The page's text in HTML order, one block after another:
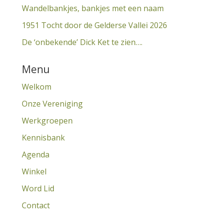
Wandelbankjes, bankjes met een naam
1951 Tocht door de Gelderse Vallei 2026
De ‘onbekende’ Dick Ket te zien….
Menu
Welkom
Onze Vereniging
Werkgroepen
Kennisbank
Agenda
Winkel
Word Lid
Contact